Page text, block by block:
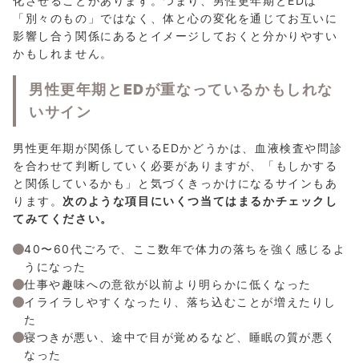
「別々のもの」ではなく、体と心の変化を通じてお互いに
影響し合う関係にあるとイメージしておくと分かりやすい
かもしれません。
男性更年期とEDが重なっているかもしれな
いサイン
男性更年期が関係しているEDかどうかは、血液検査や問診
を合わせて判断していく必要がありますが、「もしかする
と関係しているかも」と気づくきっかけになるサインもあ
ります。次のような項目にいくつ当てはまるかチェックし
てみてください。
40〜60代ごろで、ここ数年で体力の落ちを強く感じるよ
うになった
仕事や趣味への意欲が以前より明らかに低くなった
イライラしやすくなったり、落ち込むことが増えたりし
た
寝つきが悪い、途中で目が覚めるなど、睡眠の質が悪く
なった